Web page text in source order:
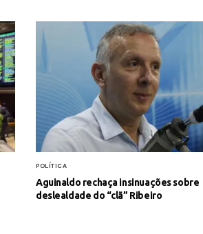
POLÍTICA
Aguinaldo rechaça insinuações sobre
deslealdade do “clã” Ribeiro